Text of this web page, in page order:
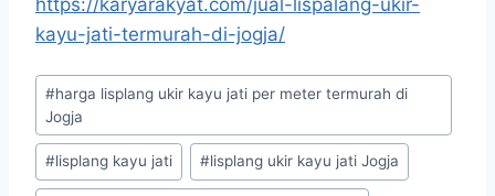
kayu-jati-termurah-di-jogja/
#harga lisplang ukir kayu jati per meter termurah di
Jogja
#lisplang kayu jati #lisplang ukir kayu jati Jogja